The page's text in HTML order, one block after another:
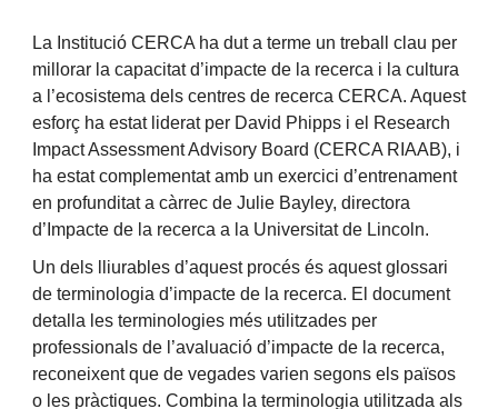
La Institució CERCA ha dut a terme un treball clau per
millorar la capacitat d’impacte de la recerca i la cultura
a l’ecosistema dels centres de recerca CERCA. Aquest
esforç ha estat liderat per David Phipps i el Research
Impact Assessment Advisory Board (CERCA RIAAB), i
ha estat complementat amb un exercici d’entrenament
en profunditat a càrrec de Julie Bayley, directora
d’Impacte de la recerca a la Universitat de Lincoln.
Un dels lliurables d’aquest procés és aquest glossari
de terminologia d’impacte de la recerca. El document
detalla les terminologies més utilitzades per
professionals de l’avaluació d’impacte de la recerca,
reconeixent que de vegades varien segons els països
o les pràctiques. Combina la terminologia utilitzada als